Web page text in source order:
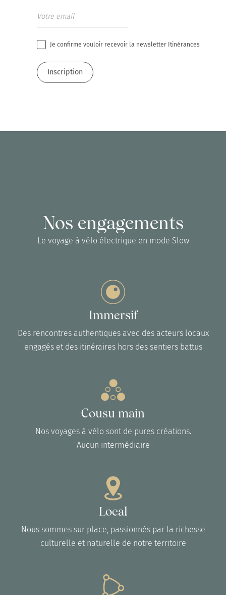
Je confirme vouloir recevoir la newsletter Itinérances
Nos engagements
Le voyage à vélo électrique en mode Slow
Immersif
Des rencontres authentiques avec des acteurs locaux
engagés et des itinéraires hors des sentiers battus
Cousu main
Nos voyages à vélo sont de pures créations.
Aucun intermédiaire
Local
Nous sommes sur place, passionnés par la richesse
culturelle et naturelle de notre territoire